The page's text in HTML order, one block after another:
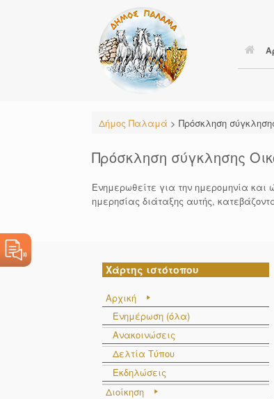
Δήμος Παλαμά > Πρόσκληση
Πρόσκληση σύγκλησης
Ενημερωθείτε για την ημερομηνία
ημερησίας διάταξης αυτής,
Χάρτης ιστότοπου
Αρχική
Ενημέρωση (όλα)
Ανακοινώσεις
Δελτία Τύπου
Εκδηλώσεις
Διοίκηση